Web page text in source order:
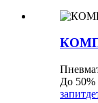
До 50%
запит